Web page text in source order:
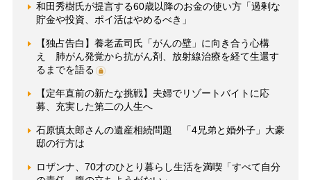
和田秀樹氏が提言する60歳以降のお金の使い方「過剰な
貯金や投資、ポイ活はやめるべき」
【独占告白】養老孟司氏「がんの壁」に向き合う心構
え 肺がん発覚から抗がん剤、放射線治療を経て生還す
るまでを語る
【定年直前の新たな挑戦】夫婦でリゾートバイトに応
募、充実した第二の人生へ
石原慎太郎さんの遺産相続問題 「4兄弟と婚外子」大豪
邸の行方は
ロザンナ、70才のひとり暮らし生活を満喫「すべて自分